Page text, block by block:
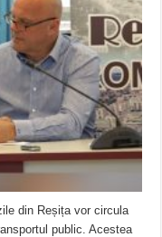
din Reșița vor circula
public. Acestea